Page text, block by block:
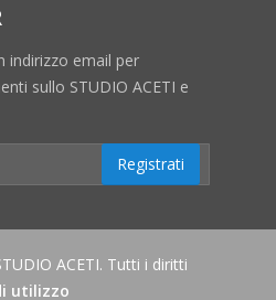
indirizzo email per
sullo STUDIO ACETI e
ACETI. Tutti i diritti
utilizzo